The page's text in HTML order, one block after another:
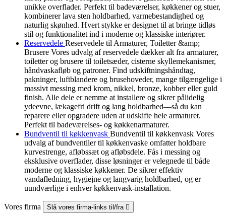
unikke overflader. Perfekt til badeværelser, køkkener og stuer,
kombinerer lava sten holdbarhed, varmebestandighed og
naturlig skønhed. Hvert stykke er designet til at bringe tidløs
stil og funktionalitet ind i moderne og klassiske interiører.
Reservedele Reservedele til Armaturer, Toiletter &amp;
Brusere Vores udvalg af reservedele dækker alt fra armaturer,
toiletter og brusere til toiletsæder, cisterne skyllemekanismer,
håndvaskafløb og patroner. Find udskiftningshåndtag,
pakninger, luftblandere og brusehoveder, mange tilgængelige i
massivt messing med krom, nikkel, bronze, kobber eller guld
finish. Alle dele er nemme at installere og sikrer pålidelig
ydeevne, lækagefri drift og lang holdbarhed—så du kan
reparere eller opgradere uden at udskifte hele armaturet.
Perfekt til badeværelses- og køkkenarmaturer.
Bundventil til køkkenvask Bundventil til køkkenvask Vores
udvalg af bundventiler til køkkenvaske omfatter holdbare
kurvestrenge, afløbssæt og afløbsdele. Fås i messing og
eksklusive overflader, disse løsninger er velegnede til både
moderne og klassiske køkkener. De sikrer effektiv
vandafledning, hygiejne og langvarig holdbarhed, og er
uundværlige i enhver køkkenvask-installation.
Vores firma Slå vores firma-links til/fra 